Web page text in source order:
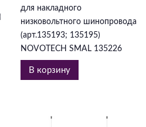
для накладного
низковольтного шинопровода
(арт.135193; 135195)
NOVOTECH SMAL 135226
В корзину